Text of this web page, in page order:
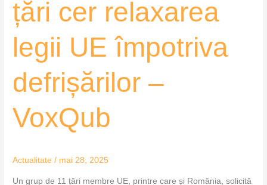
țări cer relaxarea
legii UE împotriva
defrișărilor –
VoxQub
Actualitate / mai 28, 2025
Un grup de 11 țări membre UE, printre care și România, solicită